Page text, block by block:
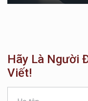
Hãy Là Người
Viết!